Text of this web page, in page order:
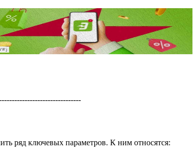
ряд ключевых параметров. К ним относятся: